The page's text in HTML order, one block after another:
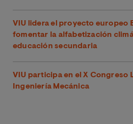
VIU lidera el proyecto europeo
fomentar la alfabetización
educación secundaria
VIU participa en el X Congreso
Ingeniería Mecánica